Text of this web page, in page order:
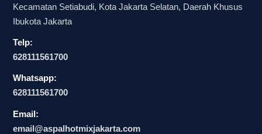
Kecamatan Setiabudi, Kota Jakarta Selatan, Daerah Khusus
Ibukota Jakarta
Telp:
628111561700
Whatsapp:
628111561700
Email:
email@aspalhotmixjakarta.com